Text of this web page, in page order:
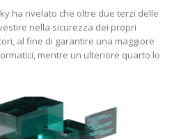
ha rivelato che oltre due terzi delle
nella sicurezza dei propri
al fine di garantire una maggiore
mentre un ulteriore quarto lo